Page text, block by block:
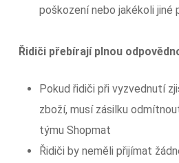
poškození nebo jakékoli jiné
Řidiči přebírají plnou
Pokud řidiči při vyzvednutí
zboží, musí zásilku
týmu Shopmat
Řidiči by neměli přijímat